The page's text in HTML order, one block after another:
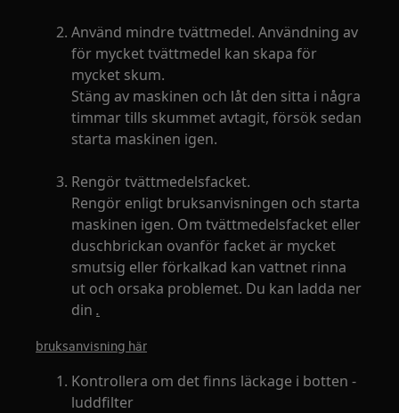
Använd mindre tvättmedel. Användning av
för mycket tvättmedel kan skapa för
mycket skum.
Stäng av maskinen och låt den sitta i några
timmar tills skummet avtagit, försök sedan
starta maskinen igen.
Rengör tvättmedelsfacket.
Rengör enligt bruksanvisningen och starta
maskinen igen. Om tvättmedelsfacket eller
duschbrickan ovanför facket är mycket
smutsig eller förkalkad kan vattnet rinna
ut och orsaka problemet. Du kan ladda ner
din.
bruksanvisning här
Kontrollera om det finns läckage i botten -
luddfilter